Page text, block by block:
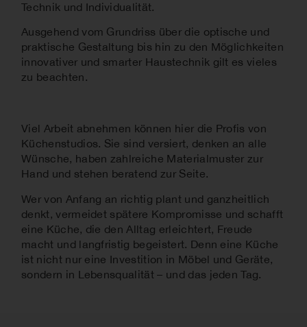
Technik und Individualität.
Ausgehend vom Grundriss über die optische und
praktische Gestaltung bis hin zu den Möglichkeiten
innovativer und smarter Haustechnik gilt es vieles
zu beachten.
Viel Arbeit abnehmen können hier die Profis von
Küchenstudios. Sie sind versiert, denken an alle
Wünsche, haben zahlreiche Materialmuster zur
Hand und stehen beratend zur Seite.
Wer von Anfang an richtig plant und ganzheitlich
denkt, vermeidet spätere Kompromisse und schafft
eine Küche, die den Alltag erleichtert, Freude
macht und langfristig begeistert. Denn eine Küche
ist nicht nur eine Investition in Möbel und Geräte,
sondern in Lebensqualität – und das jeden Tag.